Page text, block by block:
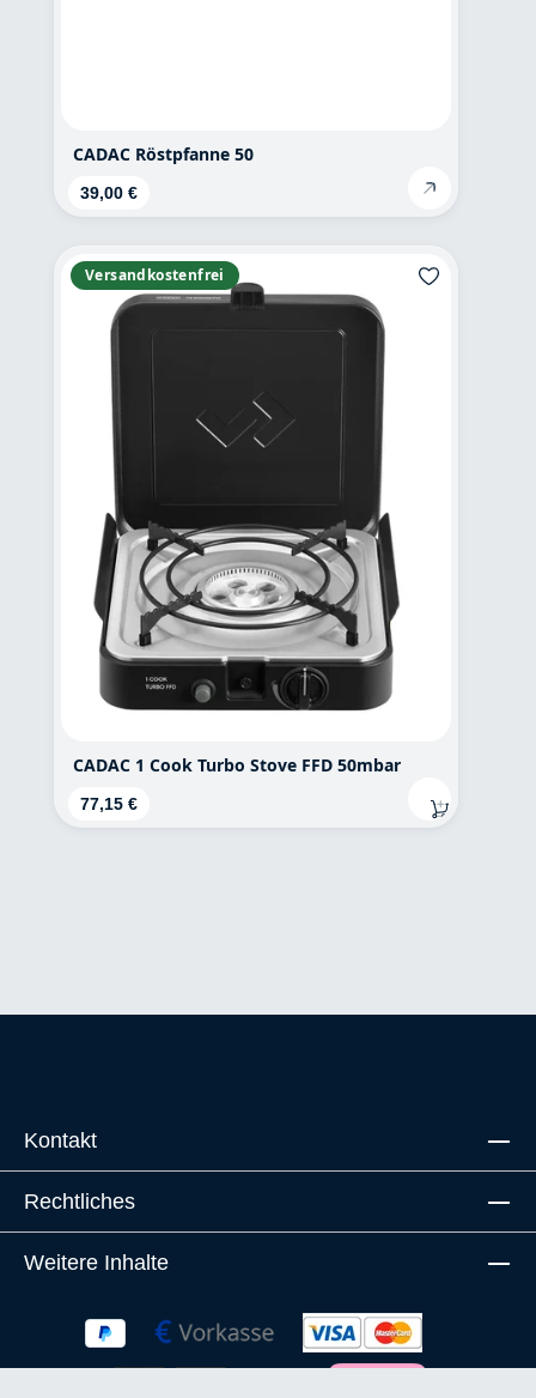
CADAC Röstpfanne 50
Regulärer Preis:
39,00 €
Versandkostenfrei
CADAC 1 Cook Turbo Stove FFD 50mbar
Regulärer Preis:
77,15 €
Kontakt
Rechtliches
Weitere Inhalte